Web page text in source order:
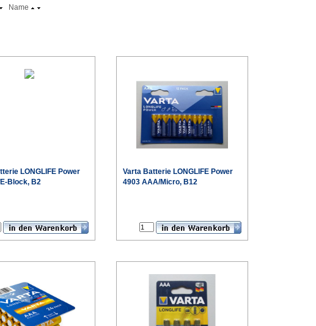
Name
LONGLIFE Power
Block, B2
Varta Batterie LONGLIFE Power
4903 AAA/Micro, B12